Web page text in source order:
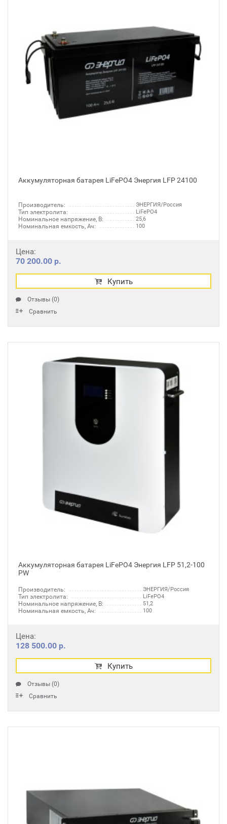
Аккумуляторная батарея LiFePO4 Энергия LFP 24100
Производитель: ЭНЕРГИЯ/Россия
Тип электролита: LiFePO4
Номинальное напряжение, В: 25,6
Номинальная емкость, Ач: 100
Цена:
70 200.00 р.
Купить
Отзывы (0)
Сравнить
Аккумуляторная батарея LiFePO4 Энергия LFP 51,2-100
PW
Производитель: ЭНЕРГИЯ/Россия
Тип электролита: LiFePO4
Номинальное напряжение, В: 51,2
Номинальная емкость, Ач: 100
Цена:
128 500.00 р.
Купить
Отзывы (0)
Сравнить